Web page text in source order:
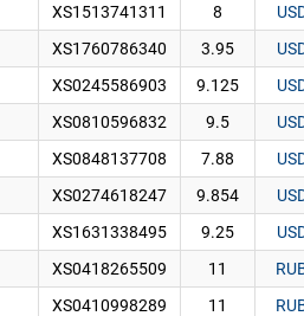
XS1513741311 8
XS1760786340 3.95
XS0245586903 9.125
XS0810596832 9.5
XS0848137708 7.88
XS0274618247 9.854
XS1631338495 9.25
XS0418265509 11
XS0410998289 11